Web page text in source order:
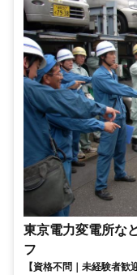
東京電力変電所な
フ
【資格不問｜未経験者